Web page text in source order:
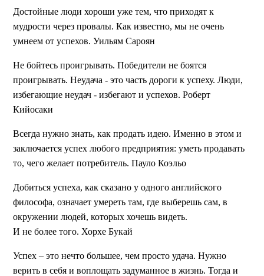
Достойные люди хороши уже тем, что приходят к
мудрости через провалы. Как известно, мы не очень
умнеем от успехов. Уильям Сароян
Не бойтесь проигрывать. Победители не боятся
проигрывать. Неудача - это часть дороги к успеху. Люди,
избегающие неудач - избегают и успехов. Роберт
Кийосаки
Всегда нужно знать, как продать идею. Именно в этом и
заключается успех любого предприятия: уметь продавать
то, чего желает потребитель. Пауло Коэльо
Добиться успеха, как сказано у одного английского
философа, означает умереть там, где выберешь сам, в
окружении людей, которых хочешь видеть.
И не более того. Хорхе Букай
Успех – это нечто большее, чем просто удача. Нужно
верить в себя и воплощать задуманное в жизнь. Тогда и